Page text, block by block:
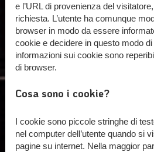
e l’URL di provenienza del
richiesta. L’utente ha comunque
browser in modo da essere
cookie e decidere in questo modo
informazioni sui cookie sono
di browser.
Cosa sono i cookie?
I cookie sono piccole stringhe di
nel computer dell’utente quando si
pagine su internet. Nella maggior